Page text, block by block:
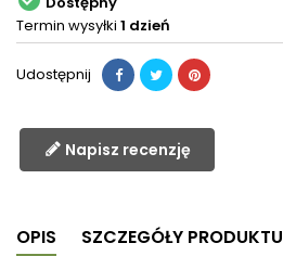
Termin wysyłki 1 dzień
Udostępnij
Napisz recenzję
OPIS
SZCZEGÓŁY PRODUKTU